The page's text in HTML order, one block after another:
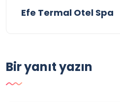
Efe Termal Otel Spa
Bir yanıt yazın